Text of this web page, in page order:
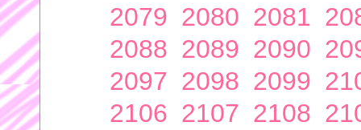
2079 2080 2081
2088 2089 2090
2097 2098 2099
2106 2107 2108